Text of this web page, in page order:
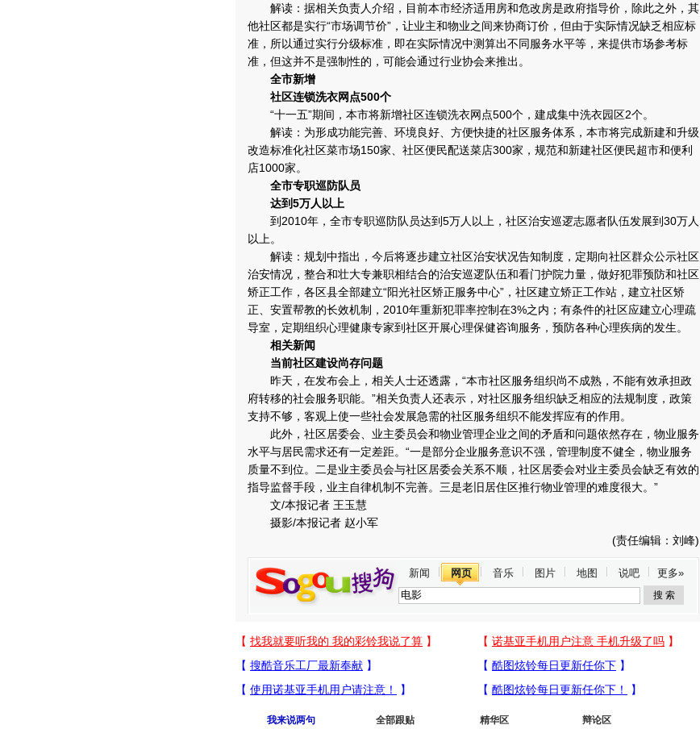
解读：据相关负责人介绍，目前本市经济适用房和危改房是政府指导价，除此之外，其
他社区都是实行“市场调节价”，让业主和物业之间来协商订价，但由于实际情况缺乏相应标
准，所以通过实行分级标准，即在实际情况中测算出不同服务水平等，来提供市场参考标
准，但这并不是强制性的，可能会通过行业协会来推出。
全市新增
社区连锁洗衣网点500个
“十一五”期间，本市将新增社区连锁洗衣网点500个，建成集中洗衣园区2个。
解读：为形成功能完善、环境良好、方便快捷的社区服务体系，本市将完成新建和升级
改造标准化社区菜市场150家、社区便民配送菜店300家，规范和新建社区便民超市和便利
店1000家。
全市专职巡防队员
达到5万人以上
到2010年，全市专职巡防队员达到5万人以上，社区治安巡逻志愿者队伍发展到30万人
以上。
解读：规划中指出，今后将逐步建立社区治安状况告知制度，定期向社区群众公示社区
治安情况，整合和壮大专兼职相结合的治安巡逻队伍和看门护院力量，做好犯罪预防和社区
矫正工作，各区县全部建立“阳光社区矫正服务中心”，社区建立矫正工作站，建立社区矫
正、安置帮教的长效机制，2010年重新犯罪率控制在3%之内；有条件的社区应建立心理疏
导室，定期组织心理健康专家到社区开展心理保健咨询服务，预防各种心理疾病的发生。
相关新闻
当前社区建设尚存问题
昨天，在发布会上，相关人士还透露，“本市社区服务组织尚不成熟，不能有效承担政
府转移的社会服务职能。”相关负责人还表示，对社区服务组织缺乏相应的法规制度，政策
支持不够，客观上使一些社会发展急需的社区服务组织不能发挥应有的作用。
此外，社区居委会、业主委员会和物业管理企业之间的矛盾和问题依然存在，物业服务
水平与居民需求还有一定差距。“一是部分企业服务意识不强，管理制度不健全，物业服务
质量不到位。二是业主委员会与社区居委会关系不顺，社区居委会对业主委员会缺乏有效的
指导监督手段，业主自律机制不完善。三是老旧居住区推行物业管理的难度很大。”
文/本报记者 王玉慧
摄影/本报记者 赵小军
(责任编辑：刘峰)
新闻 网页 音乐 图片 地图 说吧 更多»
我来说两句 全部跟贴 精华区 辩论区